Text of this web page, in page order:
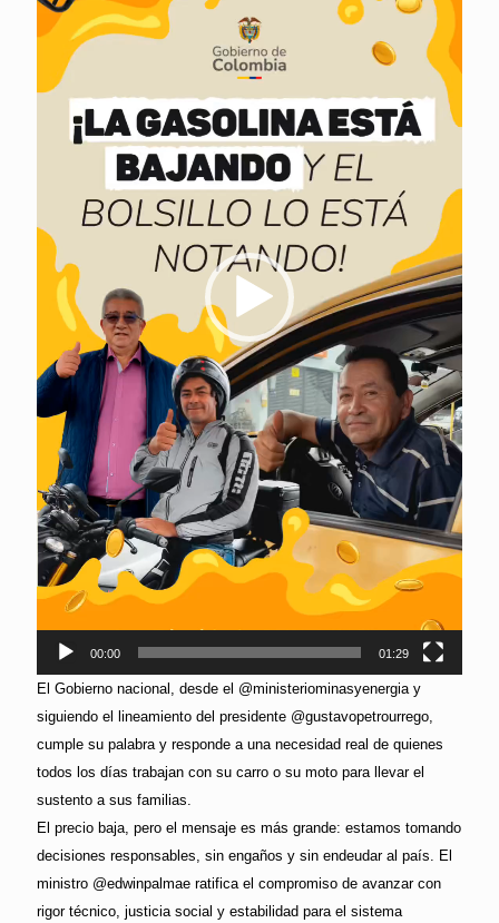
00:00 01:29
El Gobierno nacional, desde el @ministeriominasyenergia y
siguiendo el lineamiento del presidente @gustavopetrourrego,
cumple su palabra y responde a una necesidad real de quienes
todos los días trabajan con su carro o su moto para llevar el
sustento a sus familias.
El precio baja, pero el mensaje es más grande: estamos tomando
decisiones responsables, sin engaños y sin endeudar al país. El
ministro @edwinpalmae ratifica el compromiso de avanzar con
rigor técnico, justicia social y estabilidad para el sistema